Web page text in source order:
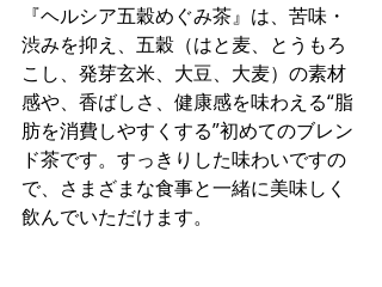
『ヘルシア五穀めぐみ茶』は、苦味・
渋みを抑え、五穀（はと麦、とうもろ
こし、発芽玄米、大豆、大麦）の素材
感や、香ばしさ、健康感を味わえる“脂
肪を消費しやすくする”初めてのブレン
ド茶です。すっきりした味わいですの
で、さまざまな食事と一緒に美味しく
飲んでいただけます。